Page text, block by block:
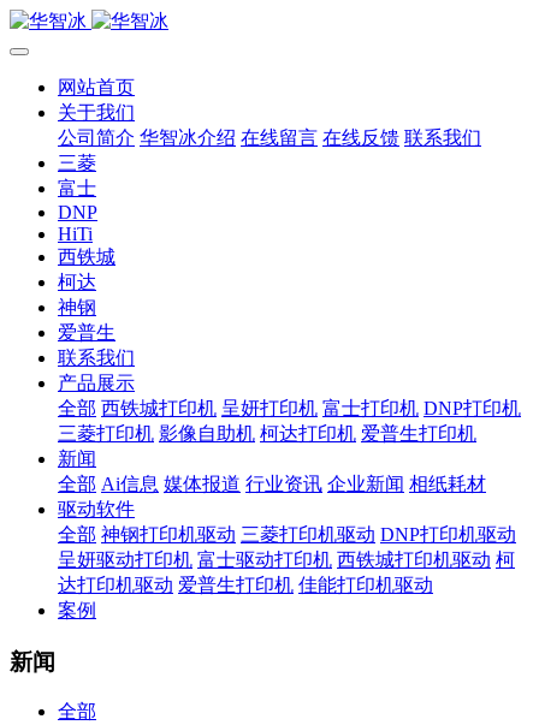
网站首页
关于我们
公司简介 华智冰介绍 在线留言 在线反馈 联系我们
三菱
富士
DNP
HiTi
西铁城
柯达
神钢
爱普生
联系我们
产品展示
全部 西铁城打印机 呈妍打印机 富士打印机 DNP打印机
三菱打印机 影像自助机 柯达打印机 爱普生打印机
新闻
全部 Ai信息 媒体报道 行业资讯 企业新闻 相纸耗材
驱动软件
全部 神钢打印机驱动 三菱打印机驱动 DNP打印机驱动
呈妍驱动打印机 富士驱动打印机 西铁城打印机驱动 柯
达打印机驱动 爱普生打印机 佳能打印机驱动
案例
新闻
全部